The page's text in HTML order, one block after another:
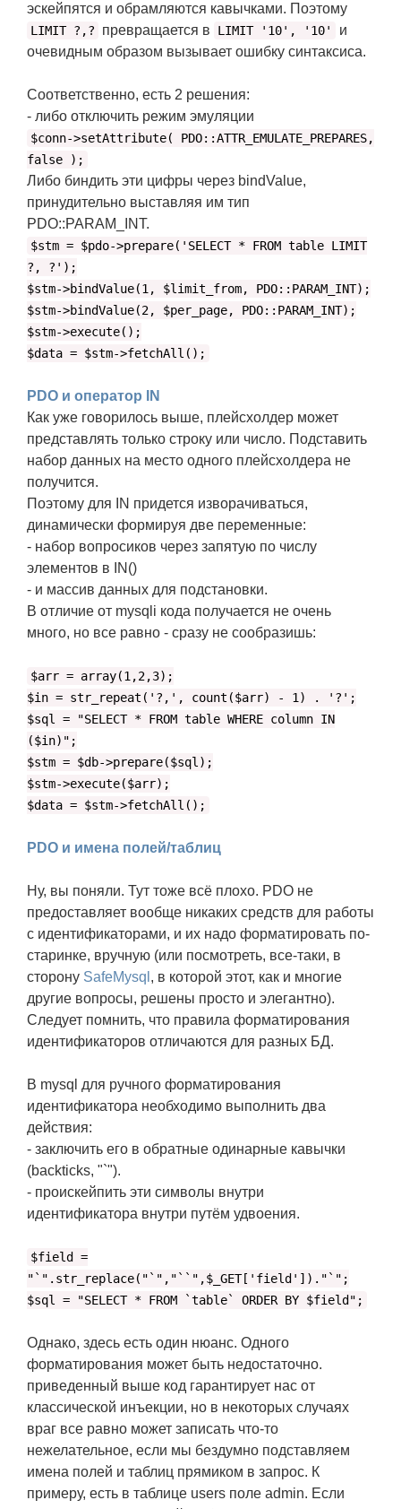
эскейпятся и обрамляются кавычками. Поэтому
LIMIT ?,? превращается в LIMIT '10', '10'
и
очевидным образом вызывает ошибку синтаксиса.
Соответственно, есть 2 решения:
- либо отключить режим эмуляции
$conn->setAttribute( PDO::ATTR_EMULATE_PREPARES,
false );
Либо биндить эти цифры через bindValue,
принудительно выставляя им тип
PDO::PARAM_INT.
$stm = $pdo->prepare('SELECT * FROM table LIMIT
?, ?');
$stm->bindValue(1, $limit_from, PDO::PARAM_INT);
$stm->bindValue(2, $per_page, PDO::PARAM_INT);
$stm->execute();
$data = $stm->fetchAll();
PDO и оператор IN
Как уже говорилось выше, плейсхолдер может
представлять только строку или число. Подставить
набор данных на место одного плейсхолдера не
получится.
Поэтому для IN придется изворачиваться,
динамически формируя две переменные:
- набор вопросиков через запятую по числу
элементов в IN()
- и массив данных для подстановки.
В отличие от mysqli кода получается не очень
много, но все равно - сразу не сообразишь:
$arr = array(1,2,3);
$in = str_repeat('?,', count($arr) - 1) . '?';
$sql = "SELECT * FROM table WHERE column IN
($in)";
$stm = $db->prepare($sql);
$stm->execute($arr);
$data = $stm->fetchAll();
PDO и имена полей/таблиц
Ну, вы поняли. Тут тоже всё плохо. PDO не
предоставляет вообще никаких средств для работы
с идентификаторами, и их надо форматировать по-
старинке, вручную (или посмотреть, все-таки, в
сторону SafeMysql , в которой этот, как и многие
другие вопросы, решены просто и элегантно).
Следует помнить, что правила форматирования
идентификаторов отличаются для разных БД.
В mysql для ручного форматирования
идентификатора необходимо выполнить два
действия:
- заключить его в обратные одинарные кавычки
(backticks, "`").
- проискейпить эти символы внутри
идентификатора внутри путём удвоения.
$field =
"`".str_replace("`","``",$_GET['field'])."`";
$sql = "SELECT * FROM `table` ORDER BY $field";
Однако, здесь есть один нюанс. Одного
форматирования может быть недостаточно.
приведенный выше код гарантирует нас от
классической инъекции, но в некоторых случаях
враг все равно может записать что-то
нежелательное, если мы бездумно подставляем
имена полей и таблиц прямиком в запрос. К
примеру, есть в таблице users поле admin. Если